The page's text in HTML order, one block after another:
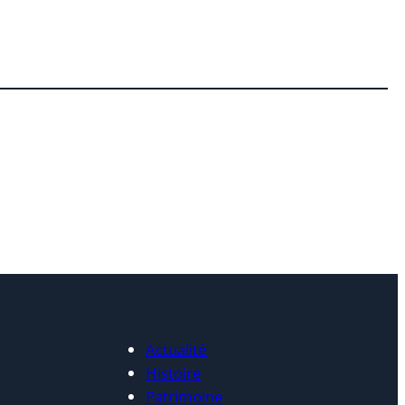
Actualité
Histoire
Patrimoine